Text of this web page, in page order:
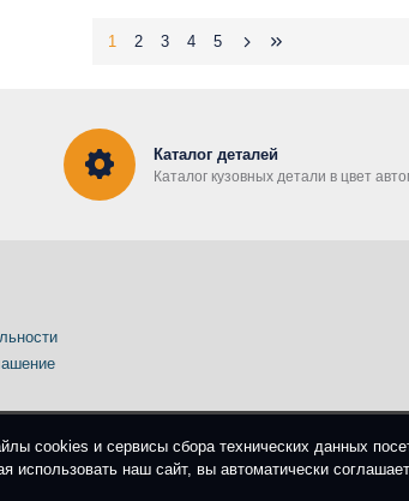
1 2 3 4 5
Каталог деталей
Каталог кузовных детали в цвет
cookies и сервисы сбора технических данных
использовать наш сайт, вы автоматически